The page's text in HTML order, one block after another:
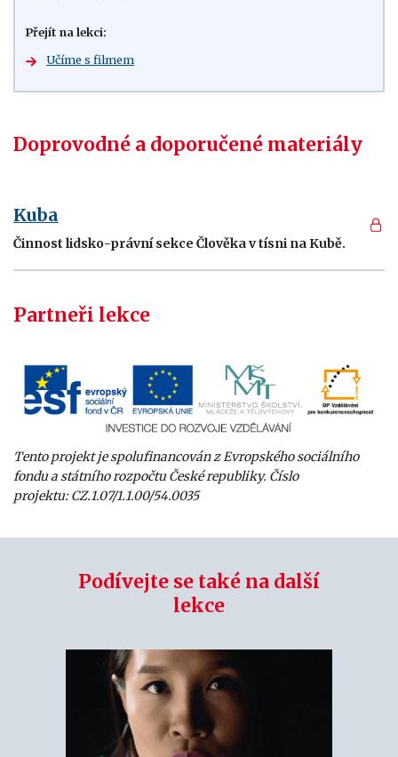
Přejít na lekci:
Učíme s filmem
Doprovodné a doporučené materiály
Kuba
Činnost lidsko-právní sekce Člověka v tísni na Kubě.
Partneři lekce
Tento projekt je spolufinancován z Evropského sociálního
fondu a státního rozpočtu České republiky. Číslo
projektu: CZ.1.07/1.1.00/54.0035
Podívejte se také na další
lekce